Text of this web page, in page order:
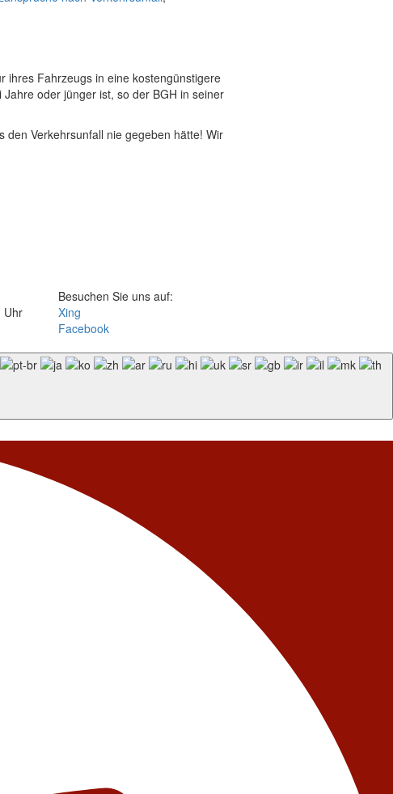
ihres Fahrzeugs in eine kostengünstigere
oder jünger ist, so der BGH in seiner
den Verkehrsunfall nie gegeben hätte! Wir
Uhr
Besuchen Sie uns auf:
Xing
Facebook